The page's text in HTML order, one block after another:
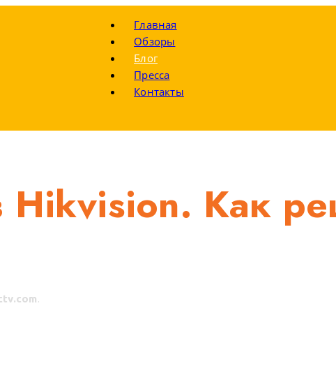
Главная
Обзоры
Блог
Пресса
Контакты
Как
.